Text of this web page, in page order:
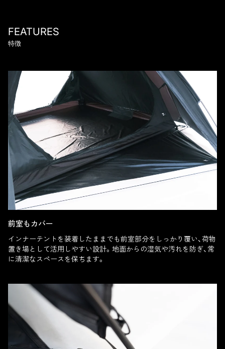
FEATURES
特徴
前室もカバー
インナーテントを装着したままでも前室部分をしっかり覆い、荷物
置き場として活用しやすい設計。地面からの湿気や汚れを防ぎ、常
に清潔なスペースを保ちます。